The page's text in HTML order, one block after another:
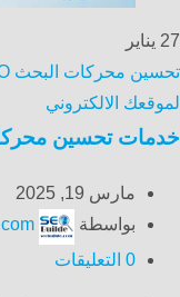
27 يناير
لموقعك الالكتروني
خدمات تحسين
مارس 19, 2025
بواسطة
0 التعليقات